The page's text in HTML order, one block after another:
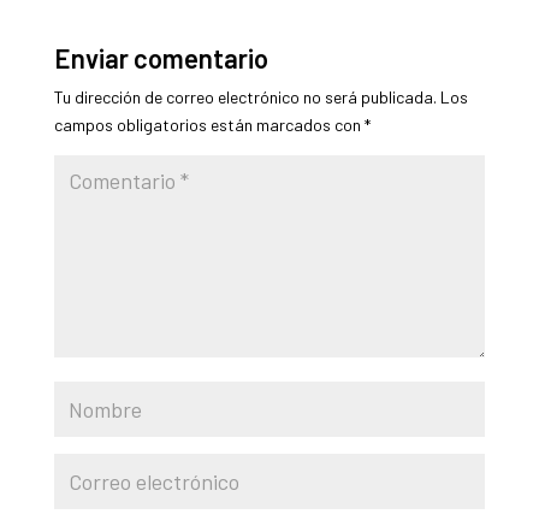
Enviar comentario
Tu dirección de correo electrónico no será publicada. Los
campos obligatorios están marcados con *